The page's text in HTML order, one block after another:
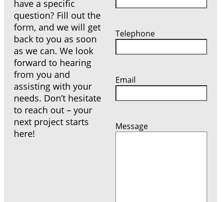
have a specific
question? Fill out the
form, and we will get
back to you as soon
as we can. We look
forward to hearing
from you and
assisting with your
needs. Don’t hesitate
to reach out – your
next project starts
here!
Telephone
Email
Message